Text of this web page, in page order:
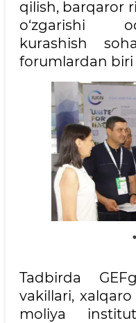
qilish, barqaror
o‘zgarishi
kurashish
forumlardan biri
Tadbirda
vakillari,
moliya